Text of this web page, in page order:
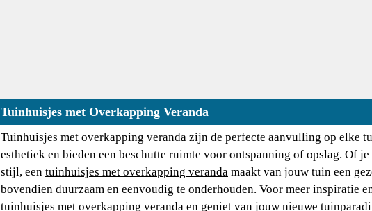
Tuinhuisjes met Overkapping Veranda
Tuinhuisjes met overkapping veranda zijn de perfecte aanvulling op elke
esthetiek en bieden een beschutte ruimte voor ontspanning of opslag. Of
stijl, een tuinhuisjes met overkapping veranda maakt van jouw tuin een
bovendien duurzaam en eenvoudig te onderhouden. Voor meer inspiratie
tuinhuisjes met overkapping veranda en geniet van jouw nieuwe